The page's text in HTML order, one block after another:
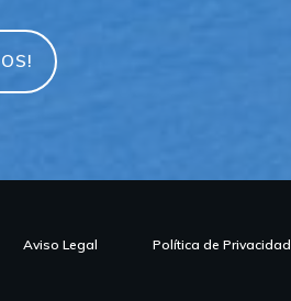
Aviso Legal Política de Privacidad